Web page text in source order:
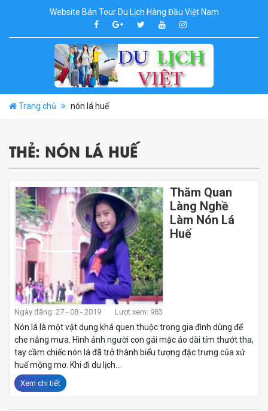
Website Bán Tour Du Lịch Hàng Đầu Việt Nam
Trang chủ nón lá huế
THẺ: NÓN LÁ HUẾ
Thăm Quan
Làng Nghề
Làm Nón Lá
Huế
Ngày đăng: 27 - 08 - 2019 Lượt xem: 983
Nón lá là một vật dụng khá quen thuộc trong gia đình dùng để
che nắng mưa. Hình ảnh người con gái mặc áo dài tím thướt tha,
tay cầm chiếc nón lá đã trở thành biểu tượng đặc trưng của xứ
huế mộng mơ. Khi đi du lịch...
Xem chi tiết